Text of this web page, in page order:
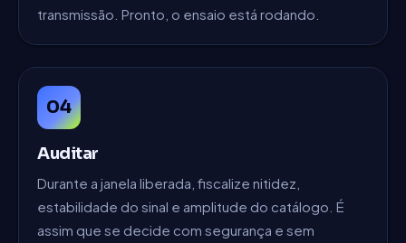
transmissão. Pronto, o ensaio está rodando.
04
Auditar
Durante a janela liberada, fiscalize nitidez,
estabilidade do sinal e amplitude do catálogo. É
assim que se decide com segurança e sem